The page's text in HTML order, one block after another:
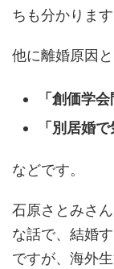
ちも分かります
他に離婚原因
「創価学会
「別居婚
などです。
石原さとみさ
な話で、結婚
ですが、海外